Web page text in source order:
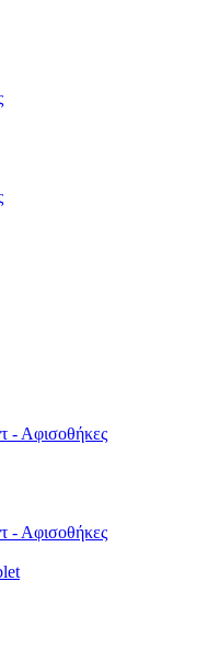
- Αφισοθήκες
- Αφισοθήκες